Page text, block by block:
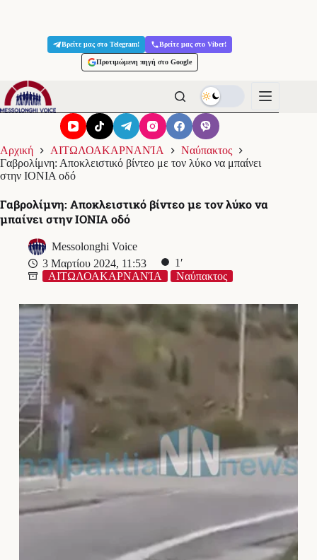
Βρείτε μας στο Telegram! Βρείτε μας στο Viber!
Προτιμώμενη πηγή στο Google
Αρχική ΑΙΤΩΛΟΑΚΑΡΝΑΝΊΑ
Ναύπακτος
Γαβρολίμνη: Αποκλειστικό βίντεο με τον λύκο να μπαίνει
στην ΙΟΝΙΑ οδό
Γαβρολίμνη: Αποκλειστικό βίντεο με τον λύκο να
μπαίνει στην ΙΟΝΙΑ οδό
Messolonghi Voice
3 Μαρτίου 2024, 11:53
1′
ΑΙΤΩΛΟΑΚΑΡΝΑΝΊΑ
Ναύπακτος